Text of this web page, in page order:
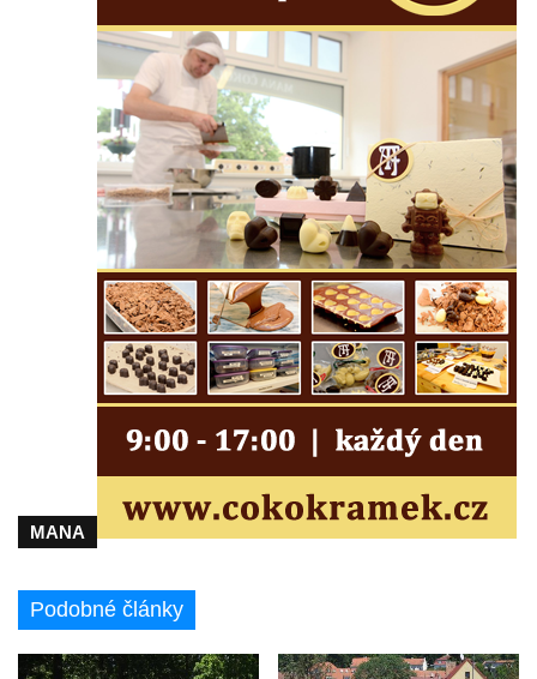
Socha svatého Václava u pramene v
Semilech
Pamětní deska Tomáše Garrigue Masaryka
na radnici v Českých Budějovicích
Pamětní deska na biskupské rezidenci v
Českých Budějovicích
Pamětní deska Josefa Hloucha na
biskupské rezidenci v Českých
Budějovicích
Socha žáby u rybníčku na Náměstí v
Kamenném Újezdě
Újezd a Krauchthal v parku na Náměstí v
Socha na náměstí J. V. Kamarýta ve
Velešíně
Pomník J. V. Kamarýta v Krumlovské ulici ve
Velešíně
Pamětní deska arcibiskupa Micara ve
MANA
Podobné články